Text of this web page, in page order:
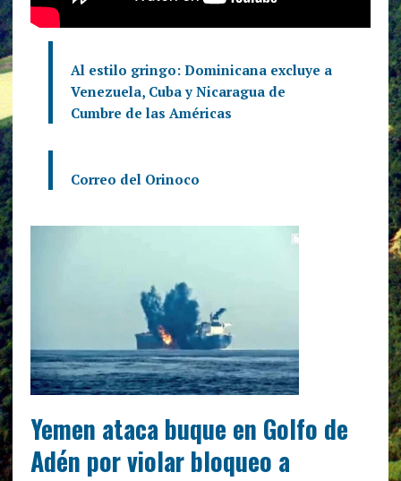
Al estilo gringo: Dominicana excluye a
Venezuela, Cuba y Nicaragua de
Cumbre de las Américas
Correo del Orinoco
Yemen ataca buque en Golfo de
Adén por violar bloqueo a